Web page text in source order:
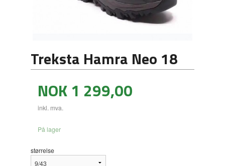
Treksta Hamra Neo 18
Pris
NOK1 299,00
inkl. mva.
På lager
størrelse